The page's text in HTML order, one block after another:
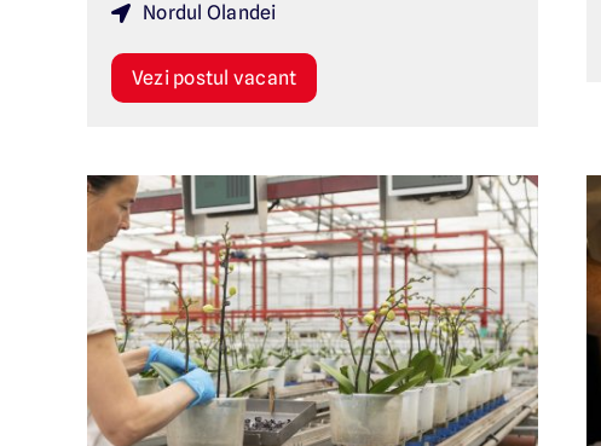
Nordul Olandei
Vezi postul vacant